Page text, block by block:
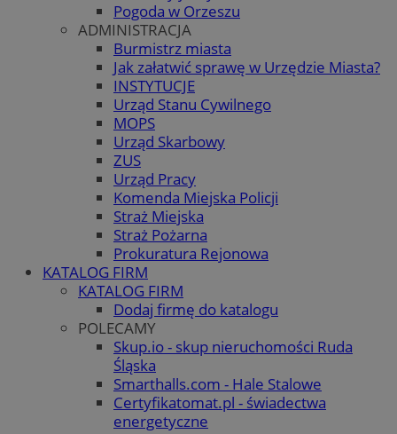
Pogoda w Orzeszu
ADMINISTRACJA
Burmistrz miasta
Jak załatwić sprawę w Urzędzie Miasta?
INSTYTUCJE
Urząd Stanu Cywilnego
MOPS
Urząd Skarbowy
ZUS
Urząd Pracy
Komenda Miejska Policji
Straż Miejska
Straż Pożarna
Prokuratura Rejonowa
KATALOG FIRM
KATALOG FIRM
Dodaj firmę do katalogu
POLECAMY
Skup.io - skup nieruchomości Ruda
Śląska
Smarthalls.com - Hale Stalowe
Certyfikatomat.pl - świadectwa
energetyczne